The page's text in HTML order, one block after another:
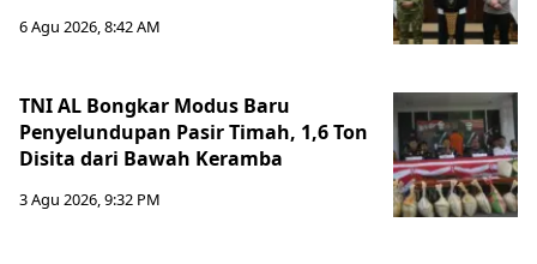
6 Agu 2026, 8:42 AM
TNI AL Bongkar Modus Baru
Penyelundupan Pasir Timah, 1,6 Ton
Disita dari Bawah Keramba
3 Agu 2026, 9:32 PM